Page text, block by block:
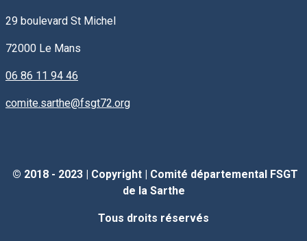
29 boulevard St Michel
72000 Le Mans
06 86 11 94 46
comite.sarthe@fsgt72.org
© 2018 - 2023 | Copyright| Comité départemental FSGT
de la Sarthe
Tous droits réservés